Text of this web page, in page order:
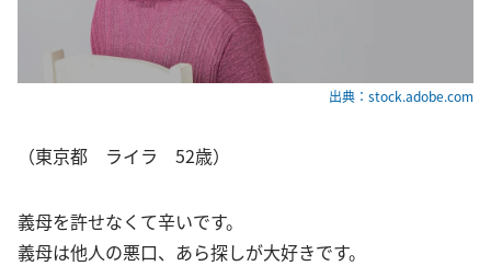
出典：stock.adobe.com
（東京都 ライラ 52歳）
義母を許せなくて辛いです。
義母は他人の悪口、あら探しが大好きです。